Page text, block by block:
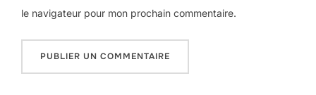
le navigateur pour mon prochain commentaire.